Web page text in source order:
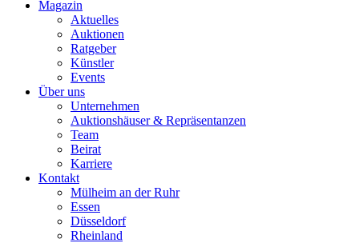
Magazin
Aktuelles
Auktionen
Ratgeber
Künstler
Events
Über uns
Unternehmen
Auktionshäuser & Repräsentanzen
Team
Beirat
Karriere
Kontakt
Mülheim an der Ruhr
Essen
Düsseldorf
Rheinland